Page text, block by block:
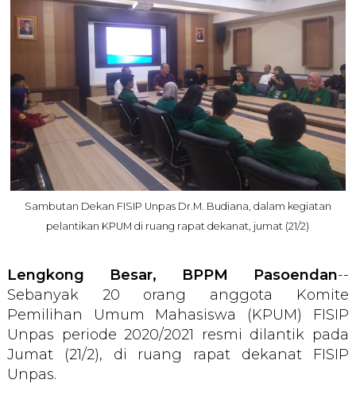
Sambutan Dekan FISIP Unpas Dr.M. Budiana, dalam kegiatan
pelantikan KPUM di ruang rapat dekanat, jumat (21/2)
Lengkong Besar, BPPM Pasoendan--
Sebanyak 20 orang anggota Komite
Pemilihan Umum Mahasiswa (KPUM) FISIP
Unpas periode 2020/2021 resmi dilantik pada
Jumat (21/2), di ruang rapat dekanat FISIP
Unpas.